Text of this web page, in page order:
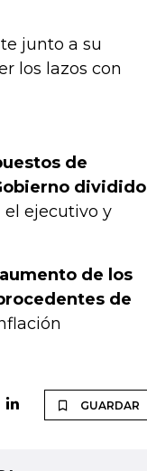
junto a su
los lazos con
de
dividido
ejecutivo y
de los
de
GUARDAR